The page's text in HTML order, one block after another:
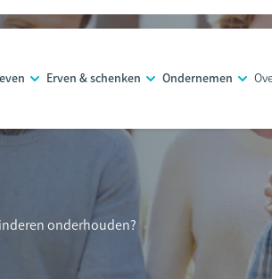
Erven & schenken Ondernemen
onderhouden?